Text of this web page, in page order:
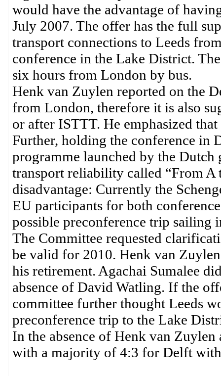
would have the advantage of
July 2007. The offer has the full
transport connections to Leeds
conference in the Lake District.
six hours from London by bus.
Henk van Zuylen reported on the
from London, therefore it is also
or after ISTTT. He emphasized
Further, holding the conference in
programme launched by the
transport reliability called “From A
disadvantage: Currently the
EU participants for both
possible preconference trip sailing
The Committee requested
be valid for 2010. Henk van
his retirement. Agachai Sumalee
absence of David Watling. If the
committee further thought Leeds
preconference trip to the Lake
In the absence of Henk van
with a majority of 4:3 for Delft